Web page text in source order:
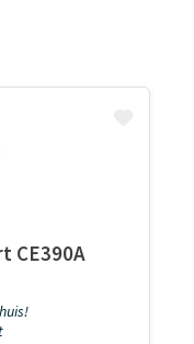
CE390A